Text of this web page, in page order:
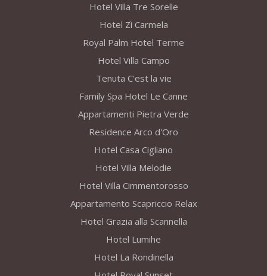
Hotel Villa Tre Sorelle
Hotel Zì Carmela
Royal Palm Hotel Terme
Hotel Villa Campo
Tenuta C'est la vie
Family Spa Hotel Le Canne
Appartamenti Pietra Verde
Residence Arco d'Oro
Hotel Casa Cigliano
Hotel Villa Melodie
Hotel Villa Cimmentorosso
Appartamento Scapriccio Relax
Hotel Grazia alla Scannella
Hotel Lumihe
Hotel La Rondinella